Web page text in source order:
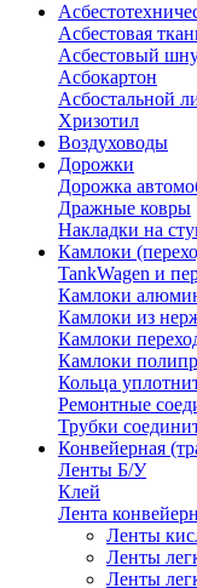
Асбестовая
Асбестовый
Асбокартон
Асбостальной
Хризотил
Воздуховоды
Дорожки
Дорожка
Дражные ковры
Накладки на
Камлоки
TankWagen и
Камлоки
Камлоки из
Камлоки
Камлоки
Кольца
Ремонтные
Трубки
Конвейерная
Ленты Б/У
Клей
Лента
Ленты
Ленты
Ленты